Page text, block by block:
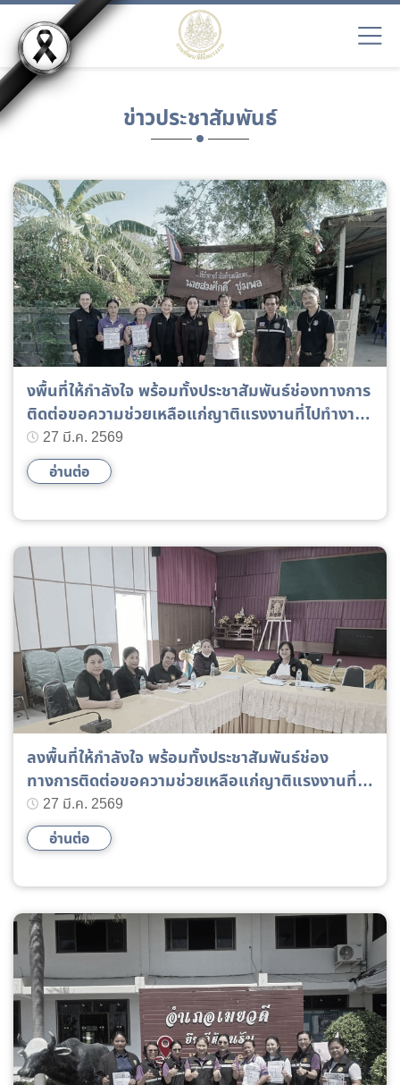
ข่าวประชาสัมพันธ์
งพื้นที่ให้กำลังใจ พร้อมทั้งประชาสัมพันธ์ช่องทางการ
ติดต่อขอความช่วยเหลือแก่ญาติแรงงานที่ไปทำงาน
ในตะวันออกกลาง พื้นที่อำเภอธวัชบุรี
27 มี.ค. 2569
อ่านต่อ
ลงพื้นที่ให้กำลังใจ พร้อมทั้งประชาสัมพันธ์ช่อง
ทางการติดต่อขอความช่วยเหลือแก่ญาติแรงงานที่ไป
ทำงานในตะวันออกกลาง ในพื้นที่อำเภออาจสามารถ
27 มี.ค. 2569
อ่านต่อ